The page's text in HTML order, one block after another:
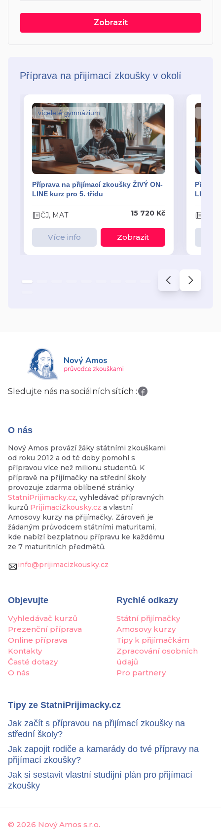
Zobrazit
Příprava na přijímací zkoušky v okolí
víceleté gymnázium
Příprava na přijímací zkoušky ŽIVÝ ON-
LINE kurz pro 5. třídu
ČJ, MAT 15 720 Kč
Více info Zobrazit
LINE
Sledujte nás na sociálních sítích :
O nás
Nový Amos provází žáky státními zkouškami
od roku 2012 a od té doby pomohl s
přípravou více než milionu studentů. K
přípravě na přijímačky na střední školy
provozuje zdarma oblíbené stránky
StatniPrijimacky.cz, vyhledávač přípravných
kurzů PrijimaciZkousky.cz a vlastní
Amosovy kurzy na přijímačky. Zároveň je
žádaným průvodcem státními maturitami,
kde nabízí bezplatnou přípravu ke každému
ze 7 maturitních předmětů.
info@prijimacizkousky.cz
Objevujte
Vyhledávač kurzů
Prezenční příprava
Online příprava
Kontakty
Časté dotazy
O nás
Rychlé odkazy
Státní přijímačky
Amosovy kurzy
Tipy k přijímačkám
Zpracování osobních
údajů
Pro partnery
Tipy ze StatniPrijimacky.cz
Jak začít s přípravou na přijímací zkoušky na
střední školy?
Jak zapojit rodiče a kamarády do tvé přípravy na
přijímací zkoušky?
Jak si sestavit vlastní studijní plán pro přijímací
zkoušky
© 2026 Nový Amos s.r.o.